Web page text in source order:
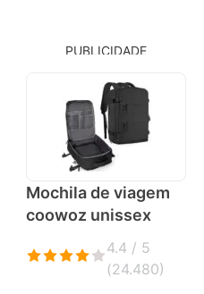
PUBLICIDADE
Mochila de viagem
coowoz unissex
4.4 / 5
(24.480)